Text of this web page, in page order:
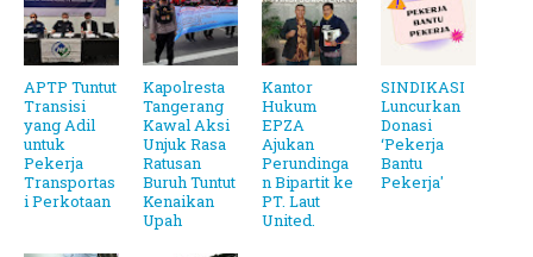
APTP Tuntut
Transisi
yang Adil
untuk
Pekerja
Transportas
i Perkotaan
Kapolresta
Tangerang
Kawal Aksi
Unjuk Rasa
Ratusan
Buruh Tuntut
Kenaikan
Upah
Kantor
Hukum
EPZA
Ajukan
Perundinga
n Bipartit ke
PT. Laut
United.
SINDIKASI
Luncurkan
Donasi
‘Pekerja
Bantu
Pekerja'